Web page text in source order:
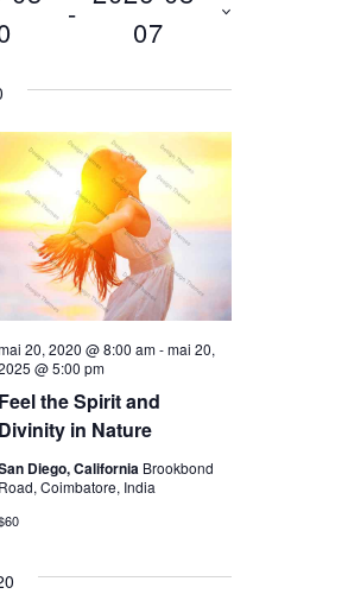
navigation
de
vues
-
07
Feel the Spirit and
Divinity in Nature
20, 2020 @ 8:00 am-mai 20,
@ 5:00 pm
Diego, California Brookbond
Road, Coimbatore, India